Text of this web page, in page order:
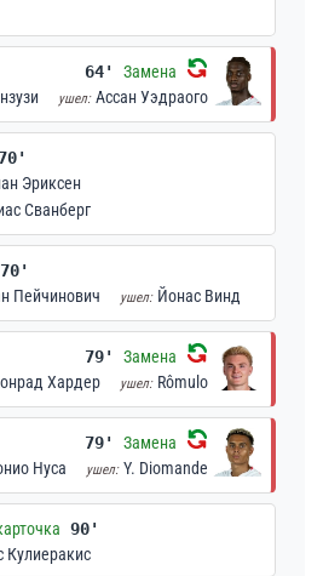
64' Замена
ушел: Ассан Уэдраого
70'
Эриксен
Сванберг
70'
Пейчинович ушел: Йонас Винд
79' Замена
Хардер ушел: Rômulo
79' Замена
Нуса ушел: Y. Diomande
90'
Кулиеракис